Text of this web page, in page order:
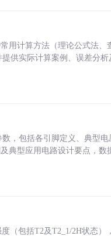
用计算方法（理论公式法
供实际计算案例、误差分
，包括各引脚定义、典型
典型应用电路设计要点，
（包括T2及T2_1/2H状态）